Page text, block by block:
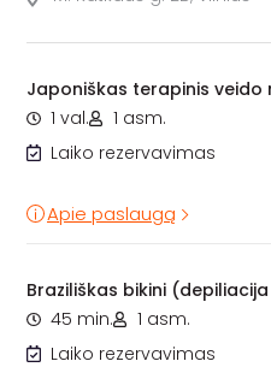
Japoniškas terapinis veido
1 val.
1 asm.
Laiko rezervavimas
Apie paslaugą
Braziliškas bikini
45 min.
1 asm.
Laiko rezervavimas